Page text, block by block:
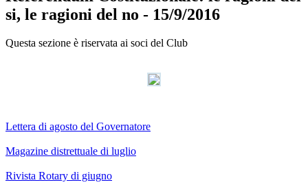
si, le ragioni del no - 15/9/2016
Questa sezione è riservata ai soci del Club
Kekeljevic.
Lettera di agosto del Governatore
Magazine distrettuale di luglio
Rivista Rotary di giugno